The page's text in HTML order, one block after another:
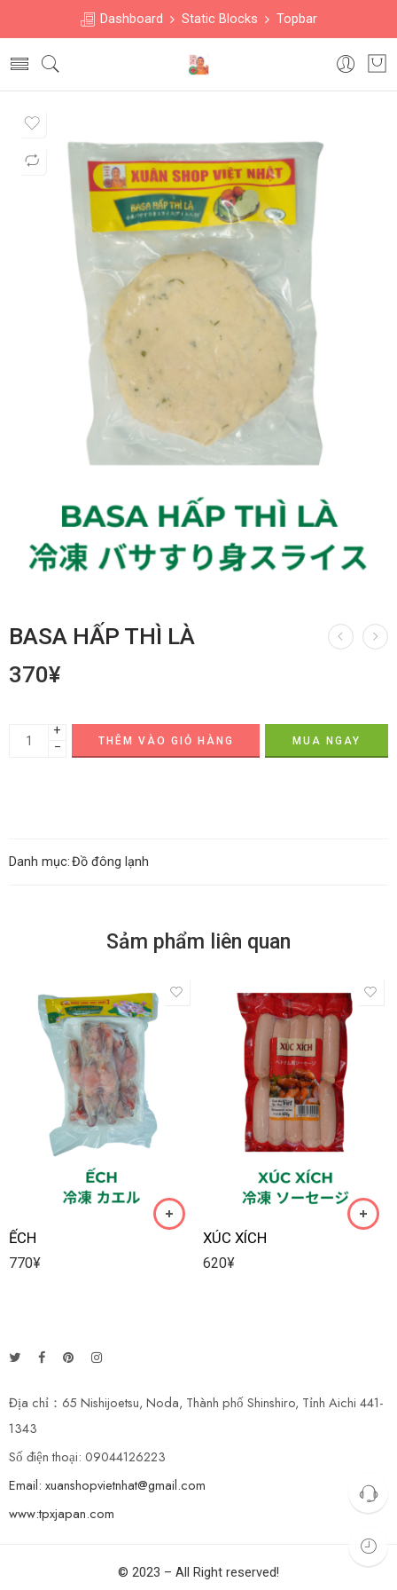
Dashboard Static Blocks Topbar
BASA HẤP THÌ LÀ
370¥
+
−
THÊM VÀO GIỎ HÀNG MUA NGAY
Danh mục:Đồ đông lạnh
Sảm phẩm liên quan
ẾCH
770¥
XÚC XÍCH
620¥
Địa chỉ：65 Nishijoetsu, Noda, Thành phố Shinshiro, Tỉnh Aichi 441-
1343
Số điện thoại: 09044126223
Email: xuanshopvietnhat@gmail.com
www:tpxjapan.com
© 2023 – All Right reserved!